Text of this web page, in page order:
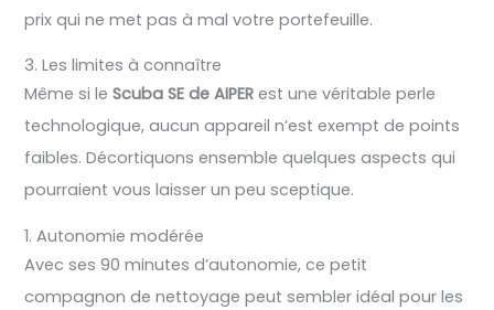
prix qui ne met pas à mal votre portefeuille.
3. Les limites à connaître
Même si leScuba SE de AIPER est une véritable perle
technologique, aucun appareil n’est exempt de points
faibles. Décortiquons ensemble quelques aspects qui
pourraient vous laisser un peu sceptique.
1. Autonomie modérée
Avec ses 90 minutes d’autonomie, ce petit
compagnon de nettoyage peut sembler idéal pour les